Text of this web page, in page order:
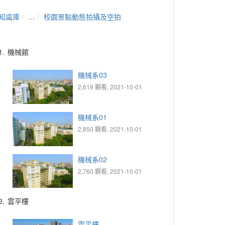
識庫 ... 校園景點動態拍攝及空拍
機械館
機械系03
2,619 觀看, 2021-10-01
機械系01
2,850 觀看, 2021-10-01
機械系02
2,760 觀看, 2021-10-01
雲平樓